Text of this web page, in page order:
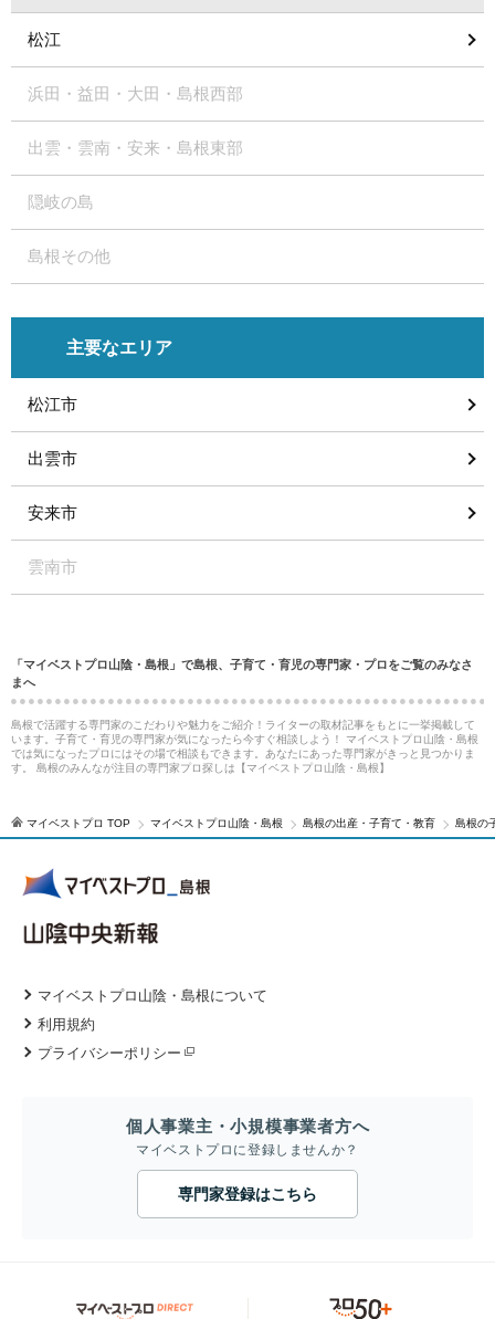
松江
浜田・益田・大田・島根西部
出雲・雲南・安来・島根東部
隠岐の島
島根その他
主要なエリア
松江市
出雲市
安来市
雲南市
「マイベストプロ山陰・島根」で島根、子育て・育児の専門家・プロをご覧のみなさ
まへ
島根で活躍する専門家のこだわりや魅力をご紹介！ライターの取材記事をもとに一挙掲載して
います。子育て・育児の専門家が気になったら今すぐ相談しよう！ マイベストプロ山陰・島根
では気になったプロにはその場で相談もできます。あなたにあった専門家がきっと見つかりま
す。 島根のみんなが注目の専門家プロ探しは【マイベストプロ山陰・島根】
マイベストプロ TOP マイベストプロ山陰・島根 島根の出産・子育て・教育 島根の
マイベストプロ山陰・島根について
利用規約
プライバシーポリシー
個人事業主・小規模事業者方へ
マイベストプロに登録しませんか？
専門家登録はこちら